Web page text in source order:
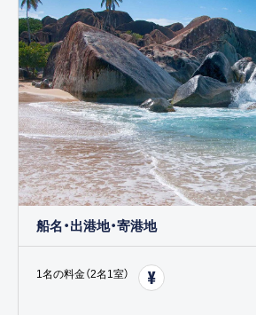
船名・出港地・寄港地
1名の料金（2名1室）